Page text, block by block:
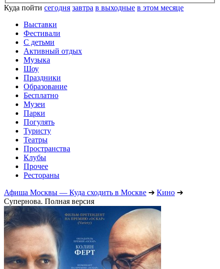
Куда пойти сегодня завтра в выходные в этом месяце
Выставки
Фестивали
С детьми
Активный отдых
Музыка
Шоу
Праздники
Образование
Бесплатно
Музеи
Парки
Погулять
Туристу
Театры
Пространства
Клубы
Прочее
Рестораны
Афиша Москвы — Куда сходить в Москве ➔ Кино ➔
Супернова. Полная версия